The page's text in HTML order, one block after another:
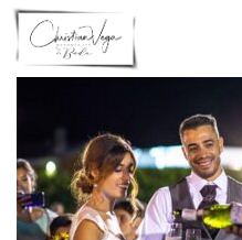
Saltar
contenido